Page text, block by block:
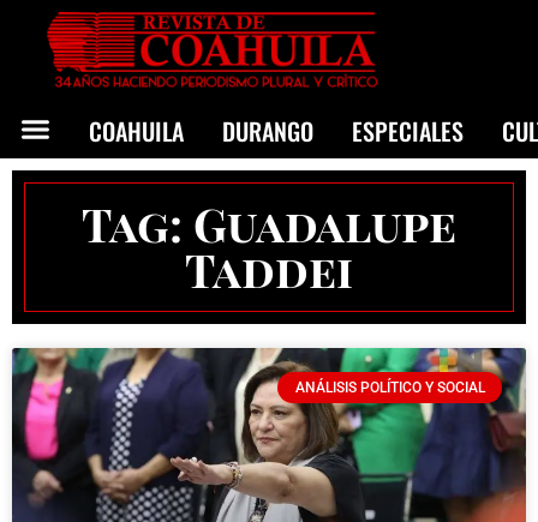
COAHUILA DURANGO ESPECIALES
Tag: Guadalupe
Taddei
ANÁLISIS POLÍTICO Y SOCIAL